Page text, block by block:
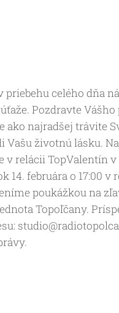
priebehu celého dňa
Pozdravte Vášho
ako najradšej trávite
Vašu životnú lásku.
relácii TopValentín v
14. februára o 17:00 v
poukážkou na
Topoľčany.